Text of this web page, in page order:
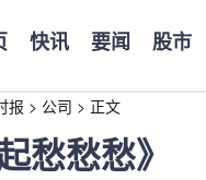
快讯 要闻 股市
报 > 公司 > 正文
愁愁愁》